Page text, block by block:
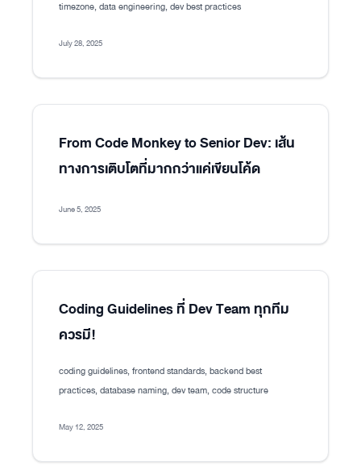
timezone, data engineering, dev best practices
July 28, 2025
From Code Monkey to Senior Dev: เส้น
ทางการเติบโตที่มากกว่าแค่เขียนโค้ด
June 5, 2025
Coding Guidelines ที่ Dev Team ทุกทีม
ควรมี!
coding guidelines, frontend standards, backend best
practices, database naming, dev team, code structure
May 12, 2025